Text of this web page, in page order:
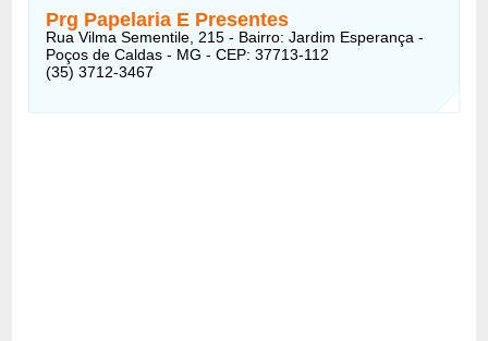
Prg Papelaria E Presentes
Rua Vilma Sementile, 215 - Bairro: Jardim Esperança -
Poços de Caldas - MG - CEP: 37713-112
(35) 3712-3467